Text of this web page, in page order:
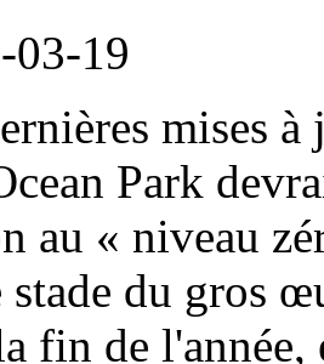
03-19
mises
Park
au « niveau
du gros
fin de